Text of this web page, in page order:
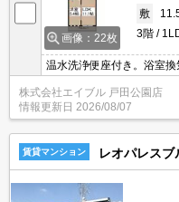
画像：22枚
敷
3階
温水洗浄便座付き。浴室換
スコンロ付。追焚給湯。
南向きで日当り良好。
株式会社エイブル 戸田公園店
情報更新日 2026/08/07
賃貸マンション レオパレス